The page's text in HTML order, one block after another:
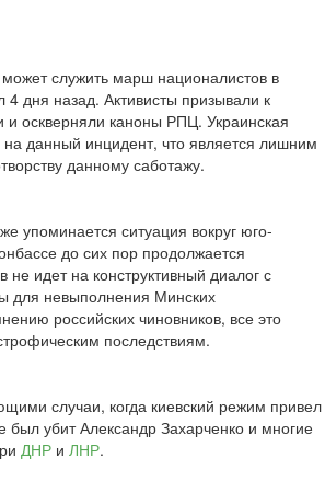
служить марш националистов в
дня назад. Активисты призывали к
и оскверняли каноны РПЦ. Украинская
на данный инцидент, что является лишним
данному саботажу.
упоминается ситуация вокруг юго-
до сих пор продолжается
не идет на конструктивный диалог с
для невыполнения Минских
российских чиновников, все это
последствиям.
случаи, когда киевский режим привел
был убит Александр Захарченко и многие
ДНР и ЛНР.